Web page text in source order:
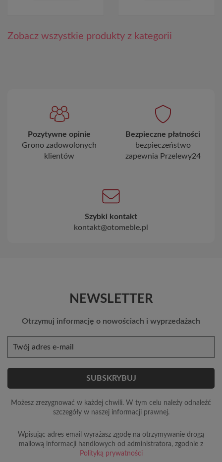
Zobacz wszystkie produkty z kategorii
Pozytywne opinie
Grono zadowolonych
klientów
Bezpieczne płatności
bezpieczeństwo
zapewnia Przelewy24
Szybki kontakt
kontakt@otomeble.pl
NEWSLETTER
Otrzymuj informację o nowościach i wyprzedażach
Możesz zrezygnować w każdej chwili. W tym celu należy odnaleźć
szczegóły w naszej informacji prawnej.
Wpisując adres email wyrażasz zgodę na otrzymywanie drogą
mailową informacji handlowych od administratora, zgodnie z
Polityką prywatności